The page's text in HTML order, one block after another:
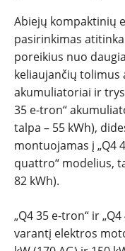
Abiejų kompaktinių
pasirinkimas
poreikius nuo
keliaujančių tolimus
akumuliatoriai ir
35 e-tron“
talpa – 55 kWh),
montuojamas į „Q4
quattro“ modelius,
82 kWh).
„Q4 35 e-tron“ ir
varantį elektros